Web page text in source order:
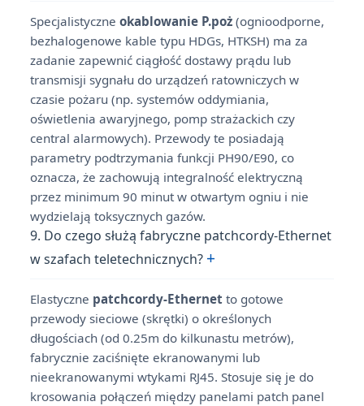
Specjalistyczne okablowanie P.poż (ognioodporne,
bezhalogenowe kable typu HDGs, HTKSH) ma za
zadanie zapewnić ciągłość dostawy prądu lub
transmisji sygnału do urządzeń ratowniczych w
czasie pożaru (np. systemów oddymiania,
oświetlenia awaryjnego, pomp strażackich czy
central alarmowych). Przewody te posiadają
parametry podtrzymania funkcji PH90/E90, co
oznacza, że zachowują integralność elektryczną
przez minimum 90 minut w otwartym ogniu i nie
wydzielają toksycznych gazów.
9. Do czego służą fabryczne patchcordy-Ethernet
w szafach teletechnicznych? +
Elastyczne patchcordy-Ethernet to gotowe
przewody sieciowe (skrętki) o określonych
długościach (od 0.25m do kilkunastu metrów),
fabrycznie zaciśnięte ekranowanymi lub
nieekranowanymi wtykami RJ45. Stosuje się je do
krosowania połączeń między panelami patch panel